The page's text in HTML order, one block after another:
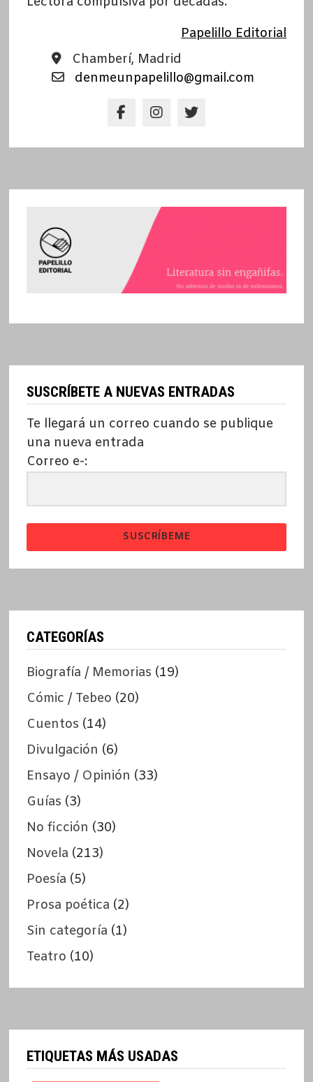
Papelillo Editorial
Chamberí, Madrid
denmeunpapelillo@gmail.com
SUSCRÍBETE A NUEVAS ENTRADAS
Te llegará un correo cuando se publique
una nueva entrada
Correo e-:
SUSCRÍBEME
CATEGORÍAS
Biografía / Memorias (19)
Cómic / Tebeo (20)
Cuentos (14)
Divulgación (6)
Ensayo / Opinión (33)
Guías (3)
No ficción (30)
Novela (213)
Poesía (5)
Prosa poética (2)
Sin categoría (1)
Teatro (10)
ETIQUETAS MÁS USADAS